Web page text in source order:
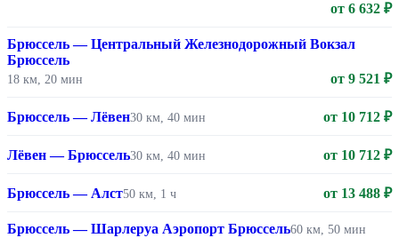
от 6 632 ₽
Брюссель — Центральный Железнодорожный Вокзал
Брюссель
18 км, 20 мин от 9 521 ₽
Брюссель — Лёвен30 км, 40 мин от 10 712 ₽
Лёвен — Брюссель30 км, 40 мин от 10 712 ₽
Брюссель — Алст50 км, 1 ч от 13 488 ₽
Брюссель — Шарлеруа Аэропорт Брюссель60 км, 50 мин